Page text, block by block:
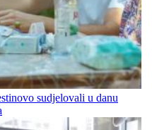
sudjelovali u danu